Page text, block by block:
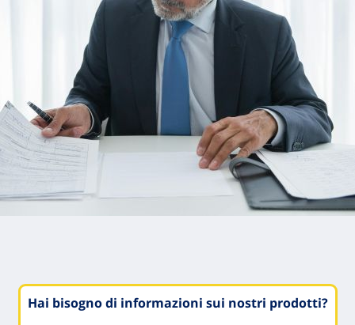
Hai bisogno di informazioni sui nostri prodotti?